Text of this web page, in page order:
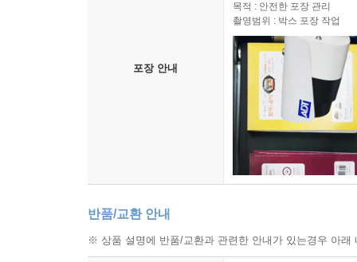
포장 안내
목적 : 안전한 포장 관리
촬영범위 : 박스 포장 작업
반품/교환 안내
※ 상품 설명에 반품/교환과 관련한 안내가 있는경우 아